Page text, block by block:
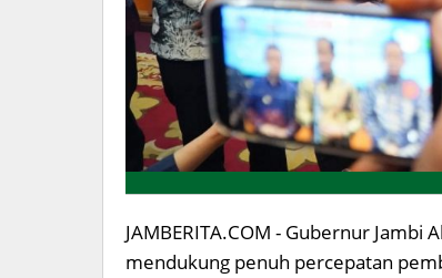
JAMBERITA.COM - Gubernur
mendukung penuh percepatan